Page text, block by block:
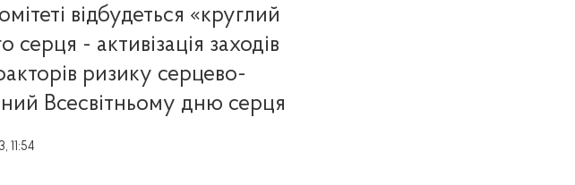
відбудеться «круглий
серця - активізація заходів
ризику серцево-
Всесвітньому дню серця
11:54